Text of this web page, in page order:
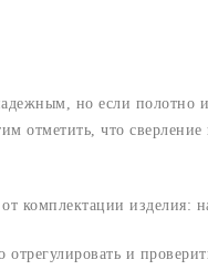
но если полотно
отметить, что
комплектации
и